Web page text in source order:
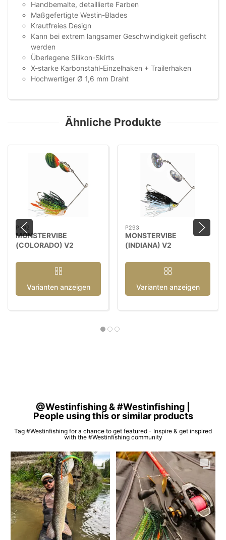
Handbemalte, detaillierte Farben
Maßgefertigte Westin-Blades
Krautfreies Design
Kann bei extrem langsamer Geschwindigkeit gefischt
werden
Überlegene Silikon-Skirts
X-starke Karbonstahl-Einzelhaken + Trailerhaken
Hochwertiger Ø 1,6 mm Draht
Ähnliche Produkte
P292
MONSTERVIBE
(COLORADO) V2
Varianten anzeigen
P293
MONSTERVIBE
(INDIANA) V2
Varianten anzeigen
@Westinfishing & #Westinfishing |
People using this or similar products
Tag #Westinfishing for a chance to get featured - Inspire & get inspired
with the #Westinfishing community